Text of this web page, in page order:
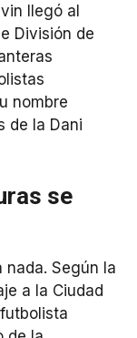
llegó al
División de
nombre
de la Dani
se
nada. Según la
a la Ciudad